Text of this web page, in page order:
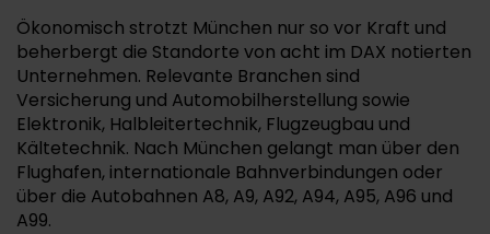
Ökonomisch strotzt München nur so vor Kraft und
beherbergt die Standorte von acht im DAX notierten
Unternehmen. Relevante Branchen sind
Versicherung und Automobilherstellung sowie
Elektronik, Halbleitertechnik, Flugzeugbau und
Kältetechnik. Nach München gelangt man über den
Flughafen, internationale Bahnverbindungen oder
über die Autobahnen A8, A9, A92, A94, A95, A96 und
A99.